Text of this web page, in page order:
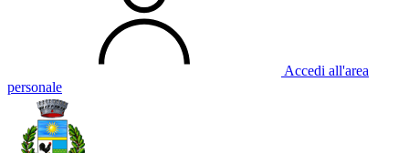
Accedi all'area
personale